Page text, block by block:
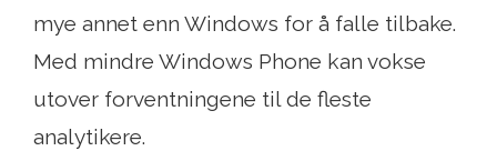
mye annet enn Windows for å falle tilbake.
Med mindre Windows Phone kan vokse
utover forventningene til de fleste
analytikere.